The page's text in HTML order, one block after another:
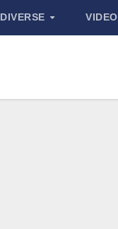
DIVERSE VIDEO